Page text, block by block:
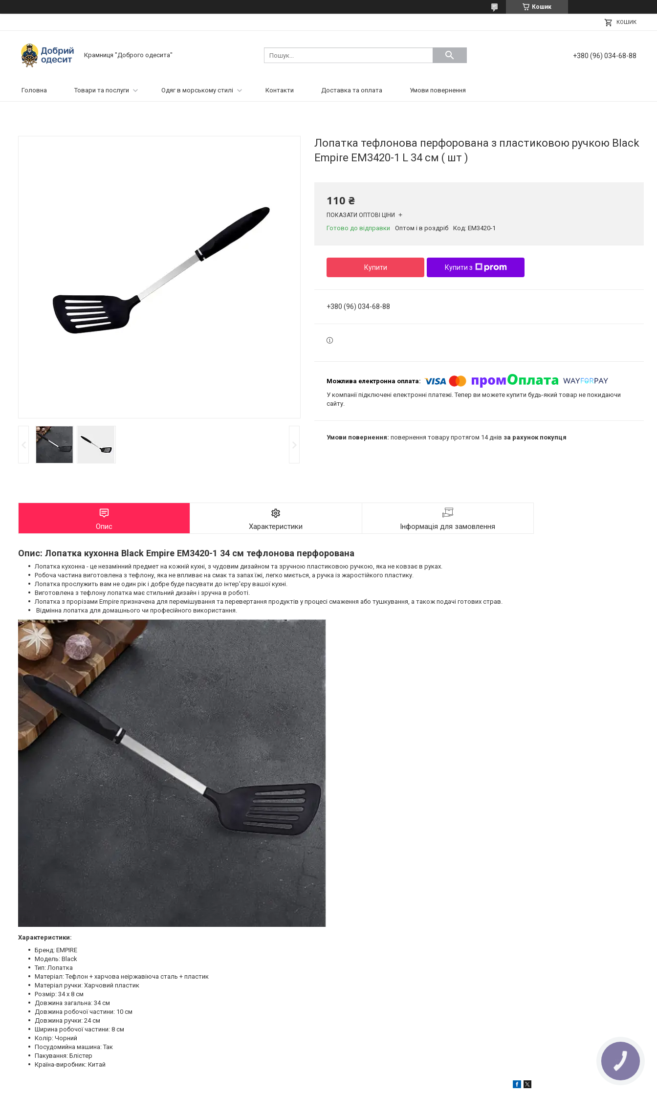
Кошик
КОШИК
Крамниця "Доброго одесита" +380 (96) 034-68-88
Головна Товари та послуги Одяг в морському стилі Контакти Доставка та оплата Умови повернення
Лопатка тефлонова перфорована з пластиковою ручкою Black
Empire EM3420-1 L 34 см ( шт )
110 ₴
ПОКАЗАТИ ОПТОВІ ЦІНИ
Готово до відправки Оптом і в роздріб Код: EM3420-1
Купити Купити з
+380 (96) 034-68-88
У компанії підключені електронні платежі. Тепер ви можете купити будь-який товар не покидаючи
сайту.
повернення товару протягом 14 днів за рахунок покупця
Опис Характеристики Інформація для замовлення
Опис: Лопатка кухонна Black Empire EM3420-1 34 см тефлонова перфорована
Лопатка кухонна - це незамінний предмет на кожній кухні, з чудовим дизайном та зручною пластиковою ручкою, яка не ковзає в руках.
Робоча частина виготовлена з тефлону, яка не впливає на смак та запах їжі, легко миється, а ручка із жаростійкого пластику.
Лопатка прослужить вам не один рік і добре буде пасувати до інтер'єру вашої кухні.
Виготовлена з тефлону лопатка має стильний дизайн і зручна в роботі.
Лопатка з прорізами Empire призначена для перемішування та перевертання продуктів у процесі смаження або тушкування, а також подачі готових страв.
Відмінна лопатка для домашнього чи професійного використання.
Характеристики:
Бренд: EMPIRE
Модель: Black
Тип: Лопатка
Матеріал: Тефлон + харчова неіржавіюча сталь + пластик
Матеріал ручки: Харчовий пластик
Розмір: 34 х 8 см
Довжина загальна: 34 см
Довжина робочої частини: 10 см
Довжина ручки: 24 см
Ширина робочої частини: 8 см
Колір: Чорний
Посудомийна машина: Так
Пакування: Блістер
Країна-виробник: Китай